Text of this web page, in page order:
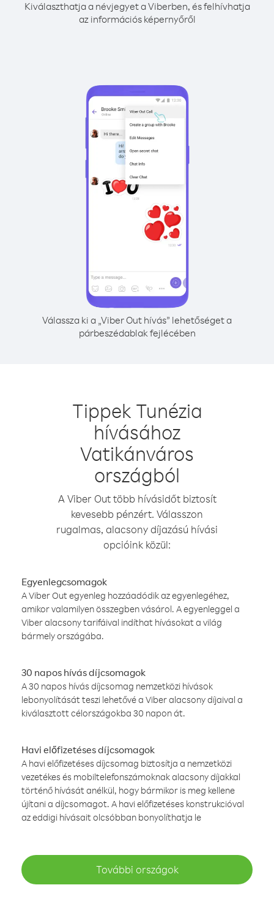
Kiválaszthatja a névjegyet a Viberben, és felhívhatja
az információs képernyőről
Válassza ki a „Viber Out hívás” lehetőséget a
párbeszédablak fejlécében
Tippek Tunézia
hívásához
Vatikánváros
országból
A Viber Out több hívásidőt biztosít
kevesebb pénzért. Válasszon
rugalmas, alacsony díjazású hívási
opcióink közül:
Egyenlegcsomagok
A Viber Out egyenleg hozzáadódik az egyenlegéhez,
amikor valamilyen összegben vásárol. A egyenleggel a
Viber alacsony tarifáival indíthat hívásokat a világ
bármely országába.
30 napos hívás díjcsomagok
A 30 napos hívás díjcsomag nemzetközi hívások
lebonyolítását teszi lehetővé a Viber alacsony díjaival a
kiválasztott célországokba 30 napon át.
Havi előfizetéses díjcsomagok
A havi előfizetéses díjcsomag biztosítja a nemzetközi
vezetékes és mobiltelefonszámoknak alacsony díjakkal
történő hívását anélkül, hogy bármikor is meg kellene
újítani a díjcsomagot. A havi előfizetéses konstrukcióval
az eddigi hívásait olcsóbban bonyolíthatja le
További országok